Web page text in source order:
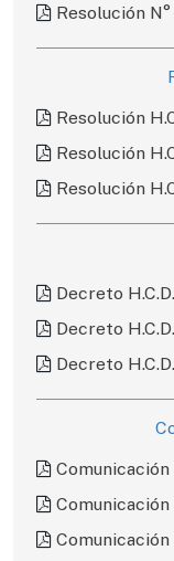
Resolución
Resolución
Resolución
Resolución
Decreto
Decreto
Decreto
Comunicación
Comunicación